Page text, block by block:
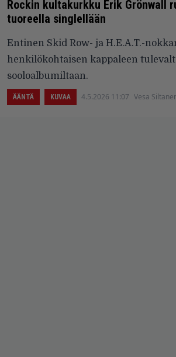
Rockin kultakurkku Erik Grönwall
tuoreella singlellään
Entinen Skid Row- ja H.E.A.T.-
henkilökohtaisen kappaleen
sooloalbumiltaan.
ÄÄNTÄ KUVAA 4.5.2026 11:07 Vesa